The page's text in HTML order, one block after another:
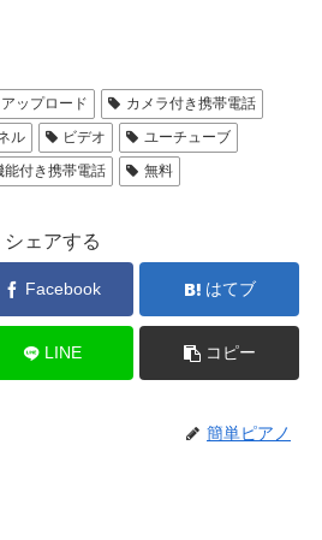
アップロード
カメラ付き携帯電話
ル ビデオ
ユーチューブ
能付き携帯電話 無料
シェアする
Facebook はてブ
LINE コピー
簡単ピアノ